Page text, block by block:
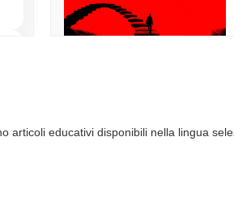
articoli educativi disponibili nella lingua